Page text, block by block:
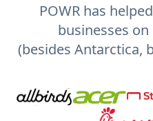
POWR has
businesses
(besides Antarctica,